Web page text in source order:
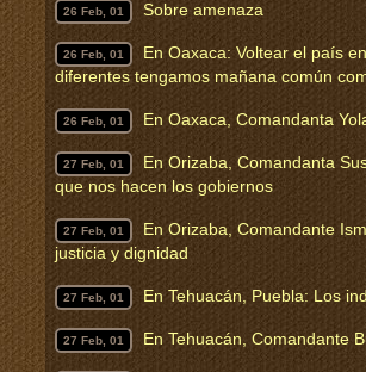
26 Feb, 01 Sobre amenaza
26 Feb, 01
En Oaxaca: Voltear el país
diferentes tengamos mañana común
26 Feb, 01 En Oaxaca, Comandanta
27 Feb, 01
En Orizaba, Comandanta
que nos hacen los gobiernos
27 Feb, 01
En Orizaba, Comandante
justicia y dignidad
27 Feb, 01 En Tehuacán, Puebla: Los
27 Feb, 01 En Tehuacán, Comandante